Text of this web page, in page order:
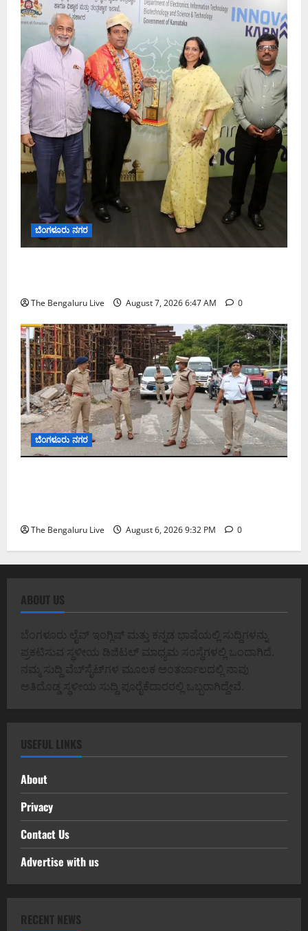
ಬೆಂಗಳೂರು ನಗರ
The Bengaluru Live August 7, 2026 6:47 AM 0
ಬೆಂಗಳೂರು ನಗರ
The Bengaluru Live August 6, 2026 9:32 PM 0
ABOUT US
ಬೆಂಗಳೂರು ಲೈವ್ ಇಂಗ್ಲಿಷ್ ಮತ್ತು ಕನ್ನಡ ಭಾಷೆಯಲ್ಲಿ ಸುದ್ದಿಗಳನ್ನು
ಪ್ರಕಟಿಸುವ ಸ್ಥಳೀಯ ಡಿಜಿಟಲ್ ಮಾಧ್ಯಮ ಸಂಸ್ಥೆಗಳಲ್ಲಿ ಒಂದಾಗಿದೆ.
ನಮ್ಮ ಸುದ್ದಿ ವೆಬ್‌ಸೈಟ್‌ಗಳ ಮೂಲಕ ಅಂತರ್ಜಾಲದಲ್ಲಿ ನಾವು
ಅತಿದೊಡ್ಡ ಸ್ಥಳೀಯ ಸುದ್ದಿ ಪೂರೈಕೆದಾರರಲ್ಲಿ ಒಬ್ಬರಾಗಿದ್ದೇವೆ.
USEFUL LINKS
About
Privacy
Contact Us
Advertise with us
RECENT NEWS